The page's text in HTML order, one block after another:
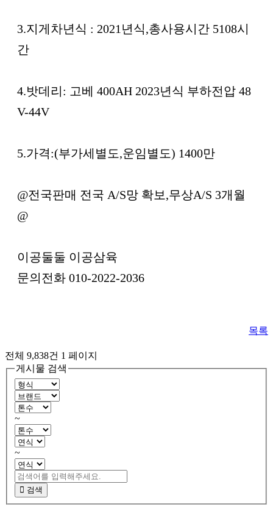
3.지게차년식 : 2021년식,총사용시간 5108시
간
4.밧데리: 고베 400AH 2023년식 부하전압 48
V-44V
5.가격:(부가세별도,운임별도) 1400만
@전국판매 전국 A/S망 확보,무상A/S 3개월
@
이공둘둘 이공삼육
문의전화 010-2022-2036
목록
전체 9,838건 1 페이지
게시물 검색
~
~
검색